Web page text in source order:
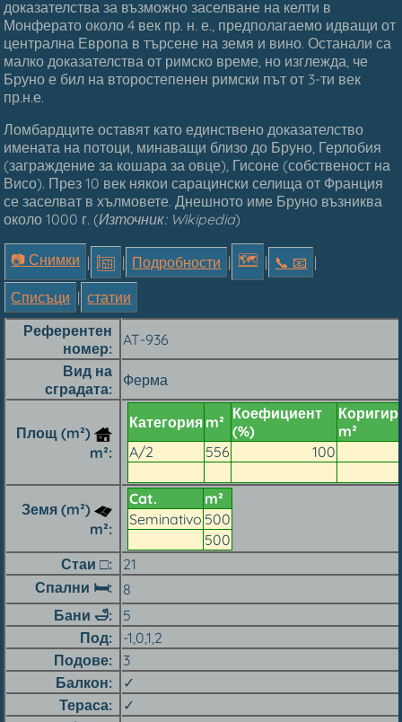
доказателства за възможно заселване на келти в
Монферато около 4 век пр. н. е., предполагаемо идващи от
централна Европа в търсене на земя и вино. Останали са
малко доказателства от римско време, но изглежда, че
Бруно е бил на второстепенен римски път от 3-ти век
пр.н.е.
Ломбардците оставят като единствено доказателство
имената на потоци, минаващи близо до Бруно, Герлобия
(заграждение за кошара за овце), Гисоне (собственост на
Висо). През 10 век някои сарацински селища от Франция
се заселват в хълмовете. Днешното име Бруно възниква
около 1000 г. (Източник: Wikipedia)
📷 Снимки | | Подробности | 🗺 | 📞︎ 📧 |
Списъци | статии
Референтен
номер
AT-936
Вид на
сградата
Ферма
Площ (m²)
m²
Категория m² Коефициент
(%)
m²
A/2
556 100
Земя (m²)
m²
Cat.
m²
Seminativo 500
500
Стаи □
21
Спални 🛏
8
Бани 🛁
5
Под
-1,0,1,2
Подове
3
Балкон
✓
Тераса
✓